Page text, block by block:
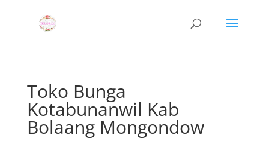
Toko Bunga
Kotabunanwil Kab
Bolaang Mongondow